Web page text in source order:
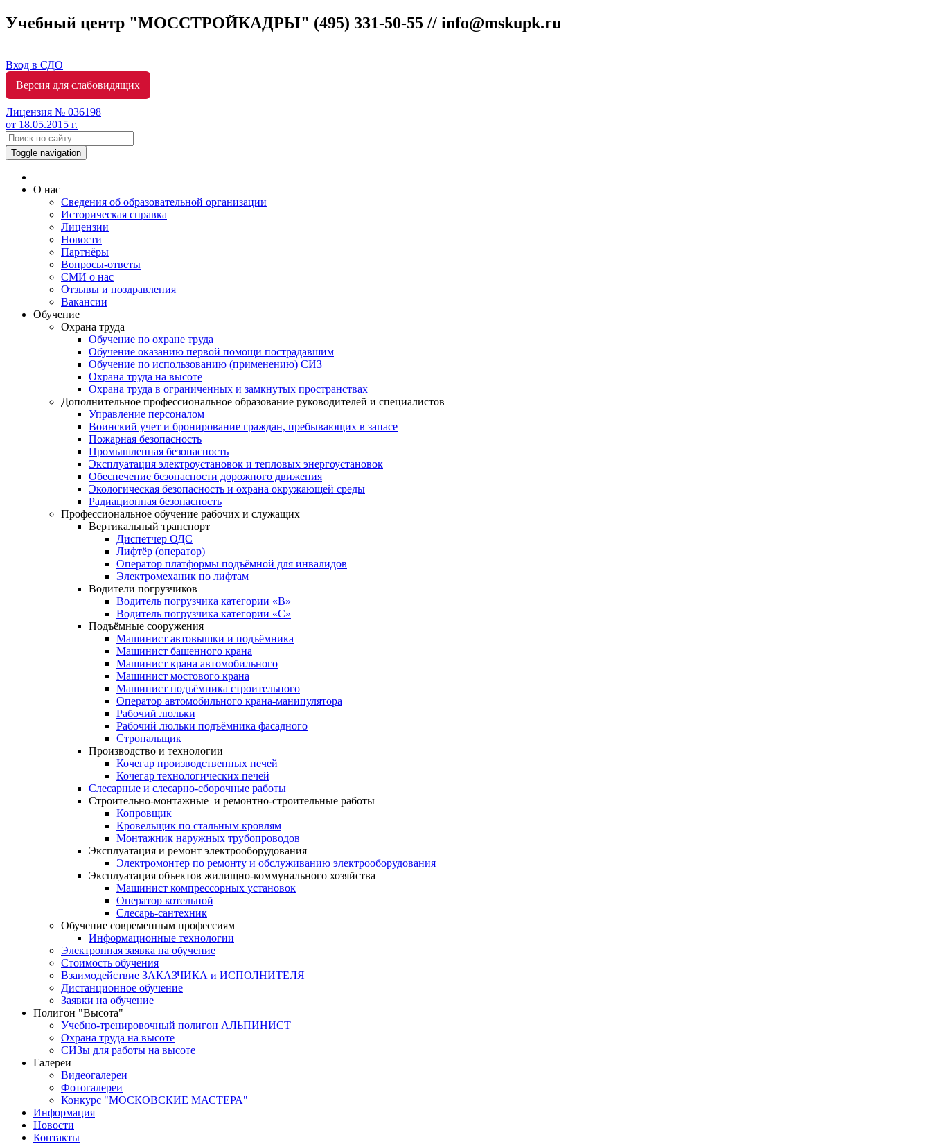
Учебный центр "МОССТРОЙКАДРЫ" (495) 331-50-55 // info@mskupk.ru
Вход в СДО
Версия для слабовидящих
Лицензия № 036198
от 18.05.2015 г.
Toggle navigation
О нас
Сведения об образовательной организации
Историческая справка
Лицензии
Новости
Партнёры
Вопросы-ответы
СМИ о нас
Отзывы и поздравления
Вакансии
Обучение
Охрана труда
Обучение по охране труда
Обучение оказанию первой помощи пострадавшим
Обучение по использованию (применению) СИЗ
Охрана труда на высоте
Охрана труда в ограниченных и замкнутых пространствах
Дополнительное профессиональное образование руководителей и специалистов
Управление персоналом
Воинский учет и бронирование граждан, пребывающих в запасе
Пожарная безопасность
Промышленная безопасность
Эксплуатация электроустановок и тепловых энергоустановок
Обеспечение безопасности дорожного движения
Экологическая безопасность и охрана окружающей среды
Радиационная безопасность
Профессиональное обучение рабочих и служащих
Вертикальный транспорт
Диспетчер ОДС
Лифтёр (оператор)
Оператор платформы подъёмной для инвалидов
Электромеханик по лифтам
Водители погрузчиков
Водитель погрузчика категории «B»
Водитель погрузчика категории «С»
Подъёмные сооружения
Машинист автовышки и подъёмника
Машинист башенного крана
Машинист крана автомобильного
Машинист мостового крана
Машинист подъёмника строительного
Оператор автомобильного крана-манипулятора
Рабочий люльки
Рабочий люльки подъёмника фасадного
Стропальщик
Производство и технологии
Кочегар производственных печей
Кочегар технологических печей
Слесарные и слесарно-сборочные работы
Строительно-монтажные и ремонтно-строительные работы
Копровщик
Кровельщик по стальным кровлям
Монтажник наружных трубопроводов
Эксплуатация и ремонт электрооборудования
Электромонтер по ремонту и обслуживанию электрооборудования
Эксплуатация объектов жилищно-коммунального хозяйства
Машинист компрессорных установок
Оператор котельной
Слесарь-сантехник
Обучение современным профессиям
Информационные технологии
Электронная заявка на обучение
Стоимость обучения
Взаимодействие ЗАКАЗЧИКА и ИСПОЛНИТЕЛЯ
Дистанционное обучение
Заявки на обучение
Полигон "Высота"
Учебно-тренировочный полигон АЛЬПИНИСТ
Охрана труда на высоте
СИЗы для работы на высоте
Галереи
Видеогалереи
Фотогалереи
Конкурс "МОСКОВСКИЕ МАСТЕРА"
Информация
Новости
Контакты